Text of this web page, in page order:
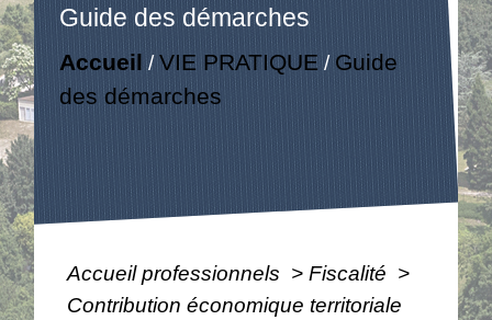
Guide des démarches
Accueil /VIE PRATIQUE / Guide
des démarches
Accueil professionnels > Fiscalité >
Contribution économique territoriale